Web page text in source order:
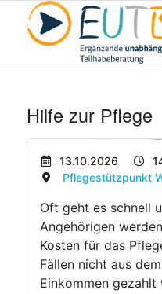
Hilfe zur Pflege
13.10.2026
Pflegestützpunkt
Oft geht es schnell
Angehörigen
Kosten für das
Fällen nicht aus
Einkommen gezahlt